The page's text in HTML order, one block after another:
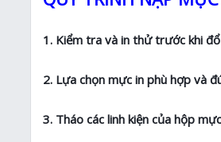
1. Kiểm tra và in thử trước khi
2. Lựa chọn mực in phù hợp và
3. Tháo các linh kiện của hộp